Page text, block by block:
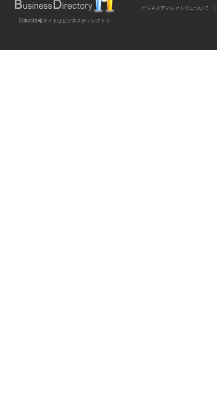
日本の情報サイトはビジネスディレクトリ
ビジネスディレクトリについて